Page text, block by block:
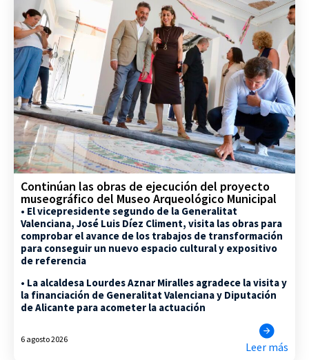
Continúan las obras de ejecución del proyecto
museográfico del Museo Arqueológico Municipal
• El vicepresidente segundo de la Generalitat
Valenciana, José Luis Díez Climent, visita las obras para
comprobar el avance de los trabajos de transformación
para conseguir un nuevo espacio cultural y expositivo
de referencia
• La alcaldesa Lourdes Aznar Miralles agradece la visita y
la financiación de Generalitat Valenciana y Diputación
de Alicante para acometer la actuación
6 agosto 2026
Leer más